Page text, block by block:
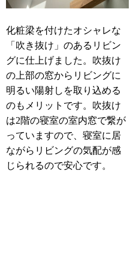
化粧梁を付けたオシャレな
「吹き抜け」のあるリビン
グに仕上げました。吹抜け
の上部の窓からリビングに
明るい陽射しを取り込める
のもメリットです。吹抜け
は2階の寝室の室内窓で繋が
っていますので、寝室に居
ながらリビングの気配が感
じられるので安心です。